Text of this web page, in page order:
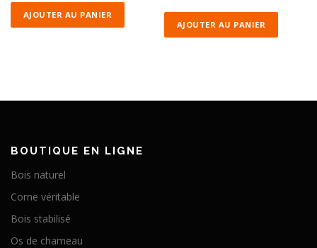
AJOUTER AU PANIER
AJOUTER AU PANIER
BOUTIQUE EN LIGNE
Bois naturel
Corne véritable
Bois stabilisé
Os de chameau